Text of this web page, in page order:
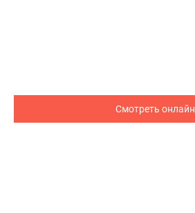
Смотреть онлайн